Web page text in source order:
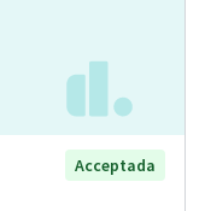
Acceptada